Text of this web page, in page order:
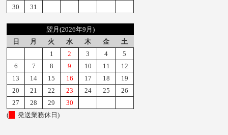
30
31
翌月(2026年9月)
日
月 火 水 木 金
土
1
2 3 4
5
6
7 8 9 10 11
12
13
14 15 16 17 18
19
20
21 22 23 24 25
26
27
28 29
30
(
発送業務休日)